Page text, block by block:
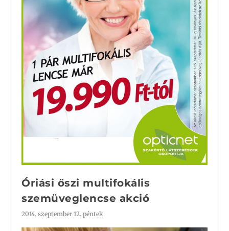
Óriási őszi multifokális
szemüveglencse akció
2014. szeptember 12. péntek